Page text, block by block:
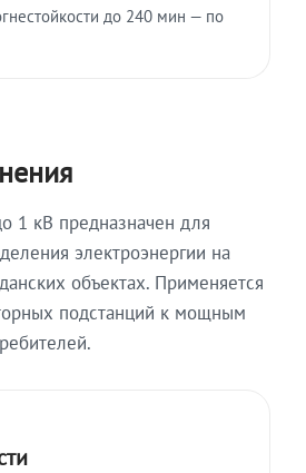
до 240 мин — по
1 кВ предназначен для
электроэнергии на
объектах. Применяется
подстанций к мощным